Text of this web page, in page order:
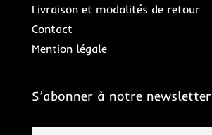
Livraison et modalités de retour
Contact
Mention légale
S’abonner à notre newsletter